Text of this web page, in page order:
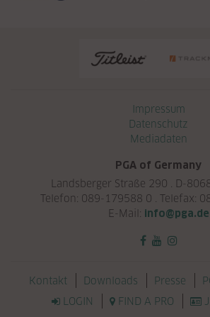
Impressum
Datenschutz
Mediadaten
PGA of Germany
Landsberger Straße 290 . D-
Telefon: 089-179588 0 . Telefax:
E-Mail:
info@pga.de
Navigation überspringen
Kontakt Downloads Presse
LOGIN
FIND A PRO